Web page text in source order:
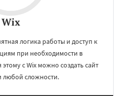
Wix
логика работы и доступ к
при необходимости в
с Wix можно создать сайт
любой сложности.